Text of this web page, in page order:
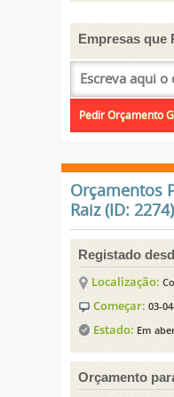
Empresas que
Orçamentos
Raiz (ID: 2274)
Registado
Localização:
Começar: 03-
Estado: Em
Orçamento